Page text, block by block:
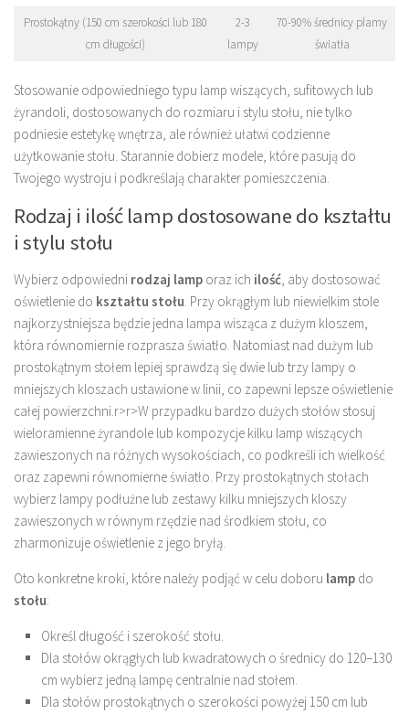
Prostokątny (150 cm szerokości lub 180
cm długości)
2-3
lampy
70-90% średnicy plamy
światła
Stosowanie odpowiedniego typu lamp wiszących, sufitowych lub
żyrandoli, dostosowanych do rozmiaru i stylu stołu, nie tylko
podniesie estetykę wnętrza, ale również ułatwi codzienne
użytkowanie stołu. Starannie dobierz modele, które pasują do
Twojego wystroju i podkreślają charakter pomieszczenia.
Rodzaj i ilość lamp dostosowane do kształtu
i stylu stołu
Wybierz odpowiedni rodzaj lamp oraz ich ilość, aby dostosować
oświetlenie do kształtu stołu. Przy okrągłym lub niewielkim stole
najkorzystniejsza będzie jedna lampa wisząca z dużym kloszem,
która równomiernie rozprasza światło. Natomiast nad dużym lub
prostokątnym stołem lepiej sprawdzą się dwie lub trzy lampy o
mniejszych kloszach ustawione w linii, co zapewni lepsze oświetlenie
całej powierzchni.r>r>W przypadku bardzo dużych stołów stosuj
wieloramienne żyrandole lub kompozycje kilku lamp wiszących
zawieszonych na różnych wysokościach, co podkreśli ich wielkość
oraz zapewni równomierne światło. Przy prostokątnych stołach
wybierz lampy podłużne lub zestawy kilku mniejszych kloszy
zawieszonych w równym rzędzie nad środkiem stołu, co
zharmonizuje oświetlenie z jego bryłą.
Oto konkretne kroki, które należy podjąć w celu doboru lamp do
stołu:
Określ długość i szerokość stołu.
Dla stołów okrągłych lub kwadratowych o średnicy do 120–130
cm wybierz jedną lampę centralnie nad stołem.
Dla stołów prostokątnych o szerokości powyżej 150 cm lub